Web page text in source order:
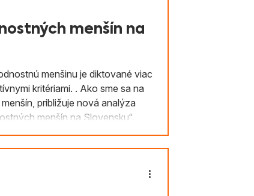
menšín na
menšinu je diktované viac
. Ako sme sa na
približuje nová analýza
menšín na Slovensku“.